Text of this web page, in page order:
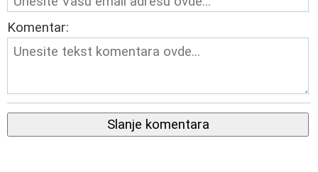
Komentar:
Slanje komentara